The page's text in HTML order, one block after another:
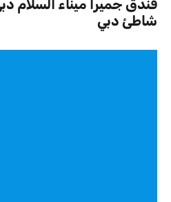
فندق جميرا ميناء السلام
شاطئ دبي